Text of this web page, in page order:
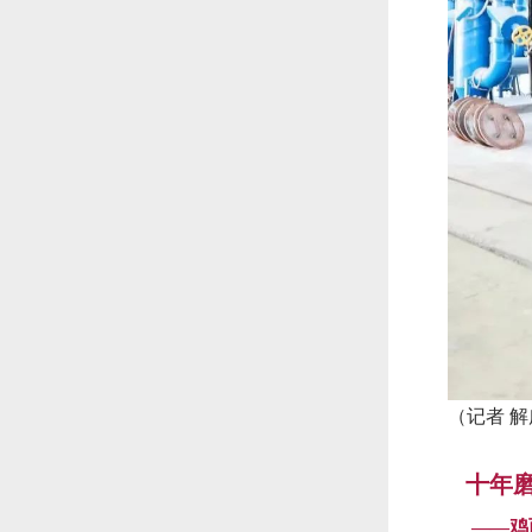
（记者
十年
——鸡